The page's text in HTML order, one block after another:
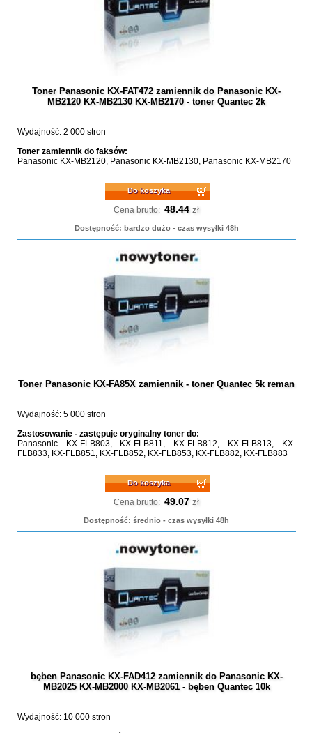
Toner Panasonic KX-FAT472 zamiennik do Panasonic KX-
MB2120 KX-MB2130 KX-MB2170 - toner Quantec 2k
Wydajność: 2 000 stron
Toner zamiennik do faksów:
Panasonic KX-MB2120, Panasonic KX-MB2130, Panasonic KX-MB2170
Do koszyka
Cena brutto: 48.44 zł
Dostępność: bardzo dużo - czas wysyłki 48h
Toner Panasonic KX-FA85X zamiennik - toner Quantec 5k reman
Wydajność: 5 000 stron
Zastosowanie - zastępuje oryginalny toner do:
Panasonic KX-FLB803, KX-FLB811, KX-FLB812, KX-FLB813, KX-
FLB833, KX-FLB851, KX-FLB852, KX-FLB853, KX-FLB882, KX-FLB883
Do koszyka
Cena brutto: 49.07 zł
Dostępność: średnio - czas wysyłki 48h
bęben Panasonic KX-FAD412 zamiennik do Panasonic KX-
MB2025 KX-MB2000 KX-MB2061 - bęben Quantec 10k
Wydajność: 10 000 stron